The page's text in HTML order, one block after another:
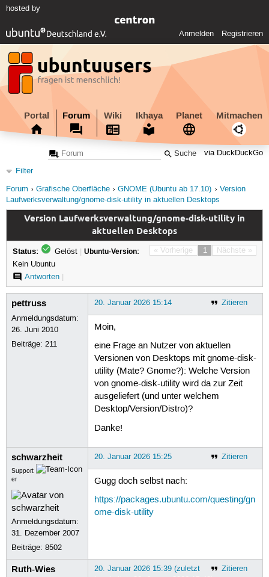
hosted by
Anmelden Registrieren
Portal Forum Wiki Ikhaya Planet Mitmachen
via DuckDuckGo
Filter
Forum
Grafische Oberfläche GNOME (Ubuntu ab 17.10)
Version
Laufwerksverwaltung/gnome-disk-utility in aktuellen Desktops
Version Laufwerksverwaltung/gnome-disk-utility in
aktuellen Desktops
« Vorherige 1 Nächste »
Status: Gelöst | Ubuntu-Version:
Kein Ubuntu
Antworten|
pettruss
Anmeldungsdatum:
26. Juni 2010
Beiträge:211
Zitieren
20. Januar 2026 15:14
Moin,
eine Frage an Nutzer von aktuellen
Versionen von Desktops mit gnome-disk-
utility (Mate? Gnome?): Welche Version
von gnome-disk-utility wird da zur Zeit
ausgeliefert (und unter welchem
Desktop/Version/Distro)?
Danke!
schwarzheit
Support
er
Anmeldungsdatum:
31. Dezember 2007
Beiträge:8502
Zitieren
20. Januar 2026 15:25
Gugg doch selbst nach:
https://packages.ubuntu.com/questing/gn
ome-disk-utility
Ruth-Wies Zitieren
20. Januar 2026 15:39 (zuletzt